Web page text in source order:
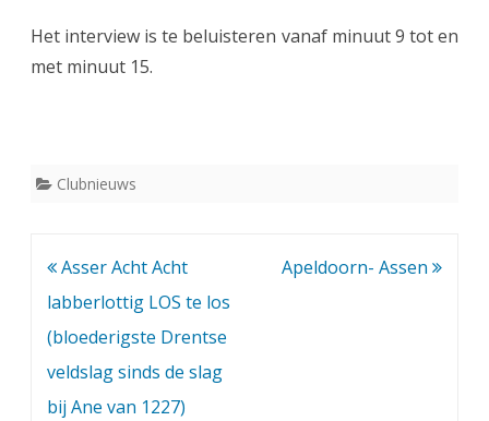
R
i
e
n
t
Het interview is te beluisteren vanaf minuut 9 tot en
met minuut 15.
Clubnieuws
Bericht
navigatie
Asser Acht Acht
labberlottig LOS te los
(bloederigste Drentse
veldslag sinds de slag
bij Ane van 1227)
Apeldoorn- Assen